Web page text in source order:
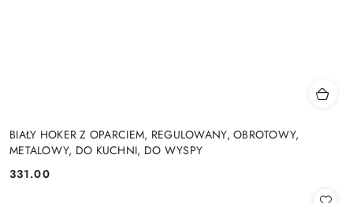
BIAŁY HOKER Z OPARCIEM, REGULOWANY, OBROTOWY,
METALOWY, DO KUCHNI, DO WYSPY
Cena:
331.00